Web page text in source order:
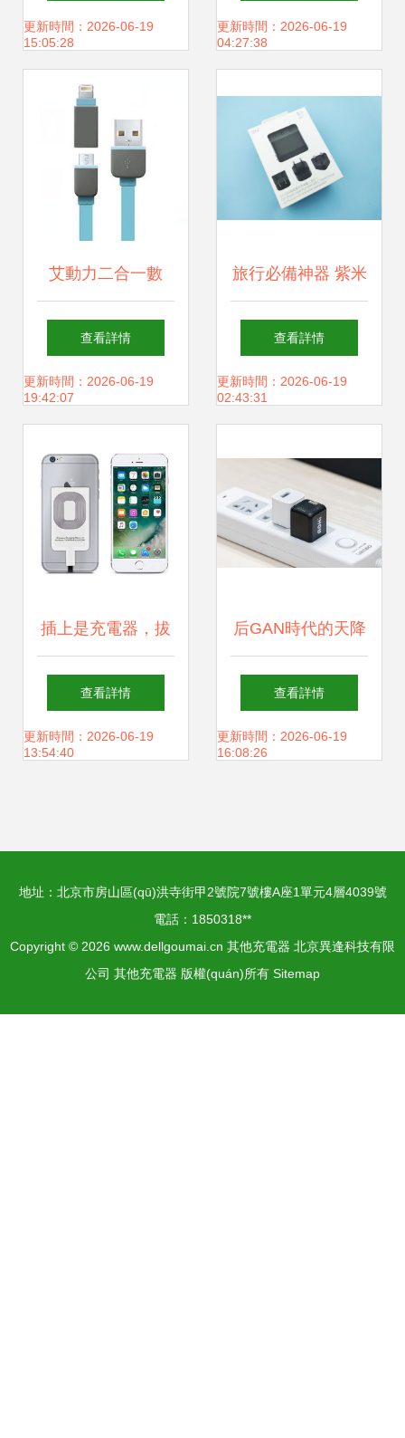
才星YC-150”雙
USB充電器的設
(shè)計與功能
更新時間：2026-06-19
15:05:28
配器 兼容性與選擇
更新時間：2026-06-19
04:27:38
艾動力二合一數
(shù)據(jù)線評測
彩色設(shè)計與多
捷之選
查看詳情
更新時間：2026-06-19
19:42:07
旅行必備神器 紫米
快充，一個充電器
走遍全球
查看詳情
更新時間：2026-06-19
02:43:31
插上是充電器，拔
出是充電寶，還能
無線充；這才是真
查看詳情
更新時間：2026-06-19
13:54:40
后GAN時代的天降
猛男 AOHI
MagCube 30W充
查看詳情
更新時間：2026-06-19
16:08:26
地址：北京市房山區(qū)洪寺街甲2號院7號樓A座1單元4層4039號
電話：1850318**
Copyright © 2026 www.dellgoumai.cn 其他充電器 北京異逢科技有限
公司 其他充電器 版權(quán)所有 Sitemap